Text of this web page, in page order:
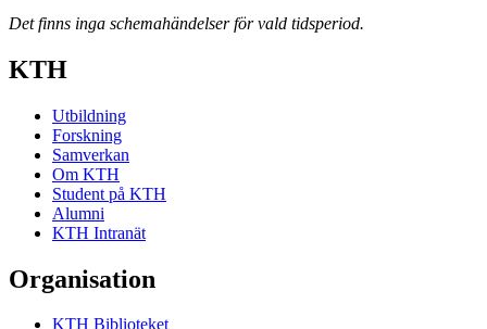
Det finns inga schemahändelser för vald tidsperiod.
KTH
Utbildning
Forskning
Samverkan
Om KTH
Student på KTH
Alumni
KTH Intranät
Organisation
KTH Biblioteket